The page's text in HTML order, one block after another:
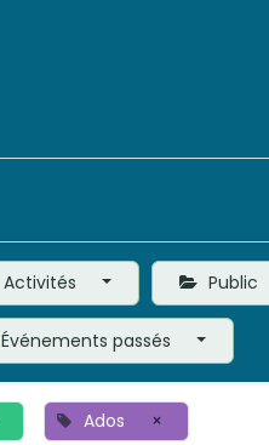
Activités Public
Événements passés
Ados ×